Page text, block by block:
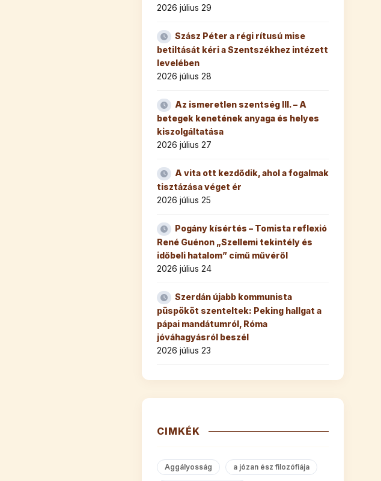
2026 július 29
Szász Péter a régi rítusú mise
betiltását kéri a Szentszékhez intézett
levelében
2026 július 28
Az ismeretlen szentség III. – A
betegek kenetének anyaga és helyes
kiszolgáltatása
2026 július 27
A vita ott kezdődik, ahol a fogalmak
tisztázása véget ér
2026 július 25
Pogány kísértés – Tomista reflexió
René Guénon „Szellemi tekintély és
időbeli hatalom” című művéről
2026 július 24
Szerdán újabb kommunista
püspököt szenteltek: Peking hallgat a
pápai mandátumról, Róma
jóváhagyásról beszél
2026 július 23
CIMKÉK
Aggályosság a józan ész filozófiája